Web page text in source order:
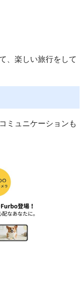
、楽しい旅行をして
ミュニケーションも